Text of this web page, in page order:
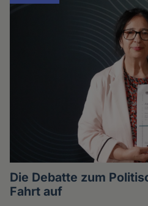
Die Debatte zum
Fahrt auf